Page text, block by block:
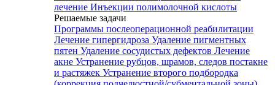
лечение Инъекции полимолочной кислоты
Решаемые задачи
Программы послеоперационной реабилитации
Лечение гипергидроза Удаление пигментных
пятен Удаление сосудистых дефектов Лечение
акне Устранение рубцов, шрамов, следов постакне
и растяжек Устранение второго подбородка